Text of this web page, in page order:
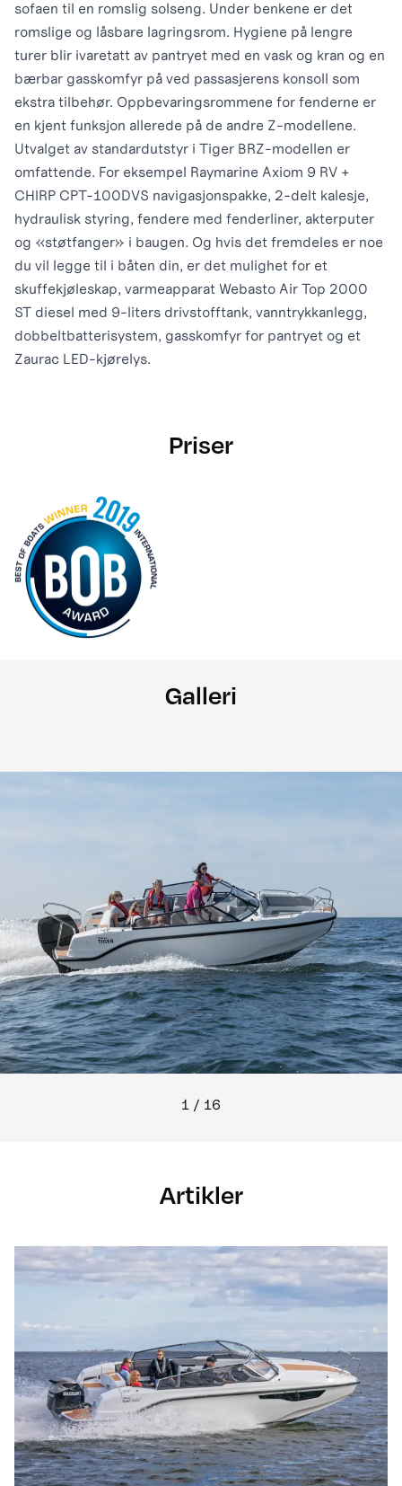
sofaen til en romslig solseng. Under benkene er det
romslige og låsbare lagringsrom. Hygiene på lengre
turer blir ivaretatt av pantryet med en vask og kran og en
bærbar gasskomfyr på ved passasjerens konsoll som
ekstra tilbehør. Oppbevaringsrommene for fenderne er
en kjent funksjon allerede på de andre Z-modellene.
Utvalget av standardutstyr i Tiger BRZ-modellen er
omfattende. For eksempel Raymarine Axiom 9 RV +
CHIRP CPT-100DVS navigasjonspakke, 2-delt kalesje,
hydraulisk styring, fendere med fenderliner, akterputer
og «støtfanger» i baugen. Og hvis det fremdeles er noe
du vil legge til i båten din, er det mulighet for et
skuffekjøleskap, varmeapparat Webasto Air Top 2000
ST diesel med 9-liters drivstofftank, vanntrykkanlegg,
dobbeltbatterisystem, gasskomfyr for pantryet og et
Zaurac LED-kjørelys.
Priser
Galleri
1 / 16
Artikler